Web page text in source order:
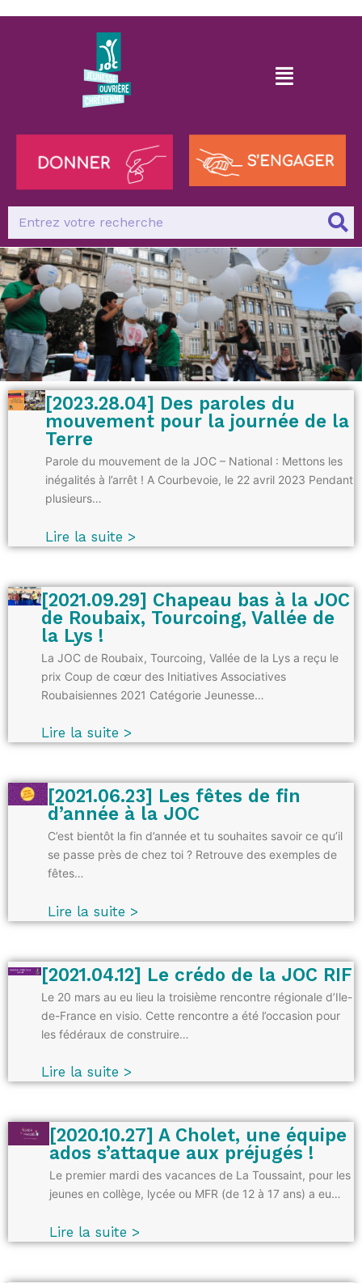
[2023.28.04] Des paroles du
mouvement pour la journée de la
Terre
Parole du mouvement de la JOC – National : Mettons les
inégalités à l’arrêt ! A Courbevoie, le 22 avril 2023 Pendant
plusieurs…
Lire la suite >
[2021.09.29] Chapeau bas à la JOC
de Roubaix, Tourcoing, Vallée de
la Lys !
La JOC de Roubaix, Tourcoing, Vallée de la Lys a reçu le
prix Coup de cœur des Initiatives Associatives
Roubaisiennes 2021 Catégorie Jeunesse…
Lire la suite >
[2021.06.23] Les fêtes de fin
d’année à la JOC
C’est bientôt la fin d’année et tu souhaites savoir ce qu’il
se passe près de chez toi ? Retrouve des exemples de
fêtes…
Lire la suite >
[2021.04.12] Le crédo de la JOC RIF
Le 20 mars au eu lieu la troisième rencontre régionale d’Ile-
de-France en visio. Cette rencontre a été l’occasion pour
les fédéraux de construire…
Lire la suite >
[2020.10.27] A Cholet, une équipe
ados s’attaque aux préjugés !
Le premier mardi des vacances de La Toussaint, pour les
jeunes en collège, lycée ou MFR (de 12 à 17 ans) a eu…
Lire la suite >